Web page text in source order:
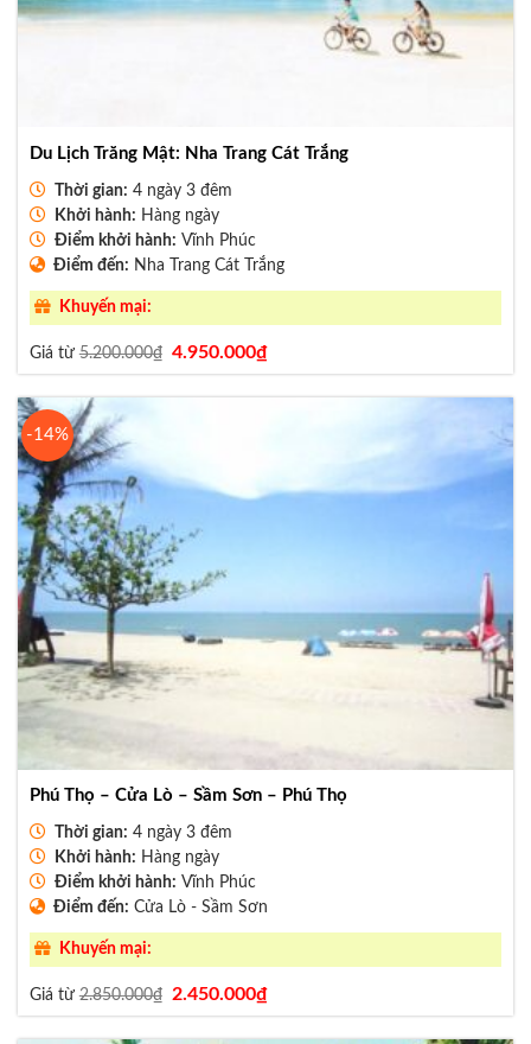
Du Lịch Trăng Mật: Nha Trang Cát Trắng
Thời gian: 4 ngày 3 đêm
Khởi hành: Hàng ngày
Điểm khởi hành: Vĩnh Phúc
Điểm đến: Nha Trang Cát Trắng
Khuyến mại:
Giá từ5.200.000₫ Giá
là:
5.200.000₫.
4.950.000₫Giá
hiện
tại
là:
-14%
Phú Thọ – Cửa Lò – Sầm Sơn – Phú Thọ
Thời gian: 4 ngày 3 đêm
Khởi hành: Hàng ngày
Điểm khởi hành: Vĩnh Phúc
Điểm đến: Cửa Lò - Sầm Sơn
Khuyến mại:
Giá từ2.850.000₫
Giá
là:
2.850.000₫.
2.450.000₫Giá
hiện
tại
là: